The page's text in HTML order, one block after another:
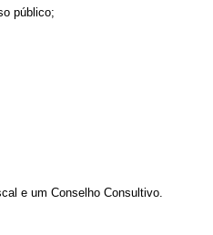
público;
e um Conselho Consultivo.